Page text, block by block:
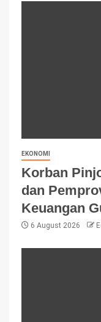
EKONOMI
Korban
dan
Keuangan
6 August 2026